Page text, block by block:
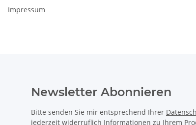
Impressum
Newsletter Abonnieren
Bitte senden Sie mir entsprechend Ihrer
jederzeit widerruflich Informationen zu Ihrem